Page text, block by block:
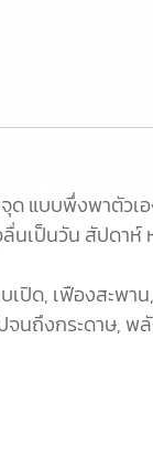
แบบพึ่งพาตัวเ
เป็นวัน สัปดาห์
ปิด, เฟืองสะพ
นถึงกระดาษ,